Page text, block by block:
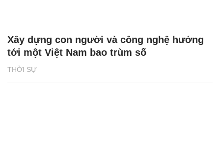
THỜI SỰ
Xây dựng con người và công nghệ hướng
tới một Việt Nam bao trùm số